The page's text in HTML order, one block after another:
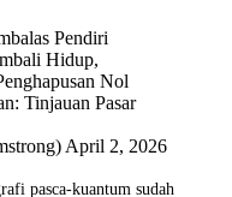
Pendiri
Hidup,
Nol
Tinjauan Pasar
April 2, 2026
pasca-kuantum sudah